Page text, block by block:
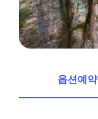
옵션예약